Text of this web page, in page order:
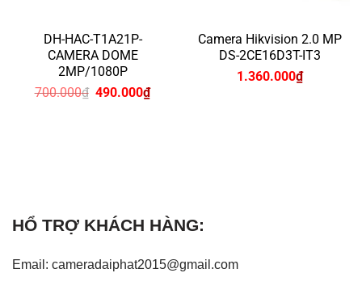
DH-HAC-T1A21P-
CAMERA DOME
2MP/1080P
700.000₫ Giá
490.000₫Giá
hiện
Camera Hikvision 2.0 MP
DS-2CE16D3T-IT3
1.360.000₫
HỔ TRỢ KHÁCH HÀNG:
Email: cameradaiphat2015@gmail.com